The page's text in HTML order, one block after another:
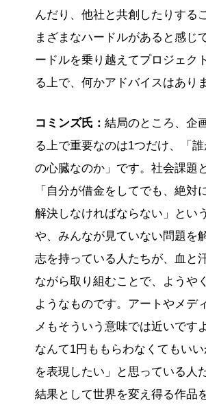
んだり、他社と共創したりする
まざまなハードルがあると感じ
ードルを乗り越えてプロジェク
る上で、何かアドバイスはあり
コミンズ氏： 結局のところ、企
る上で重要なのは1つだけ、「
の心臓なのか」です。社会課題
「自分が借金をしてでも、絶対
解決しなければならない」とい
や、みんなが見ていない問題を
志を持っている人たちが、血と
ながら取り組むことで、ようや
ようなものです。アートやメデ
メもそういう意味では近いです
なんて1円ももらわなくてもい
を表現したい」と思っている人
結果として世界を変え得る作品